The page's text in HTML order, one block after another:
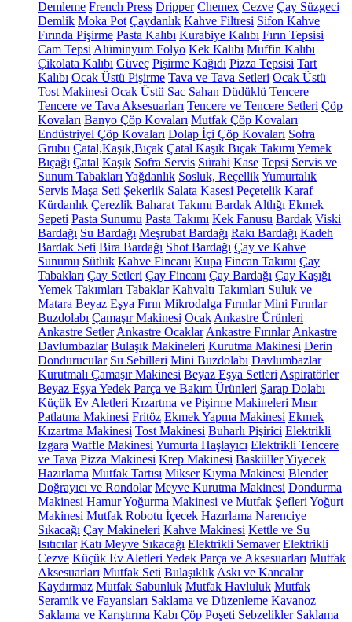
Demleme French Press Dripper Chemex Cezve Çay Süzgeci
Demlik Moka Pot Çaydanlık Kahve Filtresi Sifon Kahve
Fırında Pişirme Pasta Kalıbı Kurabiye Kalıbı Fırın Tepsisi
Cam Tepsi Alüminyum Folyo Kek Kalıbı Muffin Kalıbı
Çikolata Kalıbı Güveç Pişirme Kağıdı Pizza Tepsisi Tart
Kalıbı Ocak Üstü Pişirme Tava ve Tava Setleri Ocak Üstü
Tost Makinesi Ocak Üstü Sac Sahan Düdüklü Tencere
Tencere ve Tava Aksesuarları Tencere ve Tencere Setleri Çöp
Kovaları Banyo Çöp Kovaları Mutfak Çöp Kovaları
Endüstriyel Çöp Kovaları Dolap İçi Çöp Kovaları Sofra
Grubu Çatal,Kaşık,Bıçak Çatal Kaşık Bıçak Takımı Yemek
Bıçağı Çatal Kaşık Sofra Servis Sürahi Kase Tepsi Servis ve
Sunum Tabakları Yağdanlık Sosluk, ReçellikYumurtalık
Servis Maşa Seti Şekerlik Salata Kasesi Peçetelik Karaf
Kürdanlık Çerezlik Baharat Takımı Bardak Altlığı Ekmek
Sepeti Pasta Sunumu Pasta Takımı Kek Fanusu Bardak Viski
Bardağı Su Bardağı Meşrubat Bardağı Rakı Bardağı Kadeh
Bardak Seti Bira Bardağı Shot Bardağı Çay ve Kahve
Sunumu Sütlük Kahve Fincanı Kupa Fincan Takımı Çay
Tabakları Çay Setleri Çay Fincanı Çay Bardağı Çay Kaşığı
Yemek Takımları Tabaklar Kahvaltı Takımları Suluk ve
Matara Beyaz Eşya Fırın Mikrodalga Fırınlar Mini Fırınlar
Buzdolabı Çamaşır Makinesi Ocak Ankastre Ürünleri
Ankastre Setler Ankastre Ocaklar Ankastre Fırınlar Ankastre
Davlumbazlar Bulaşık Makineleri Kurutma Makinesi Derin
Dondurucular Su Sebilleri Mini Buzdolabı Davlumbazlar
Kurutmalı Çamaşır Makinesi Beyaz Eşya Setleri Aspiratörler
Beyaz Eşya Yedek Parça ve Bakım Ürünleri Şarap Dolabı
Küçük Ev Aletleri Kızartma ve Pişirme Makineleri Mısır
Patlatma Makinesi Fritöz Ekmek Yapma Makinesi Ekmek
Kızartma Makinesi Tost Makinesi Buharlı Pişirici Elektrikli
Izgara Waffle Makinesi Yumurta Haşlayıcı Elektrikli Tencere
ve Tava Pizza Makinesi Krep Makinesi BasküllerYiyecek
Hazırlama Mutfak Tartısı Mikser Kıyma Makinesi Blender
Doğrayıcı ve Rondolar Meyve Kurutma Makinesi Dondurma
Makinesi Hamur Yoğurma Makinesi ve Mutfak Şefleri Yoğurt
Makinesi Mutfak Robotu İçecek Hazırlama Narenciye
Sıkacağı Çay Makineleri Kahve Makinesi Kettle ve Su
Isıtıcılar Katı Meyve Sıkacağı Elektrikli Semaver Elektrikli
Cezve Küçük Ev Aletleri Yedek Parça ve Aksesuarları Mutfak
Aksesuarları Mutfak Seti Bulaşıklık Askı ve Kancalar
Kaydırmaz Mutfak Sabunluk Mutfak Havluluk Mutfak
Seramik ve Fayansları Saklama ve Düzenleme Kavanoz
Saklama ve Karıştırma Kabı Çöp Poşeti Sebzelikler Saklama